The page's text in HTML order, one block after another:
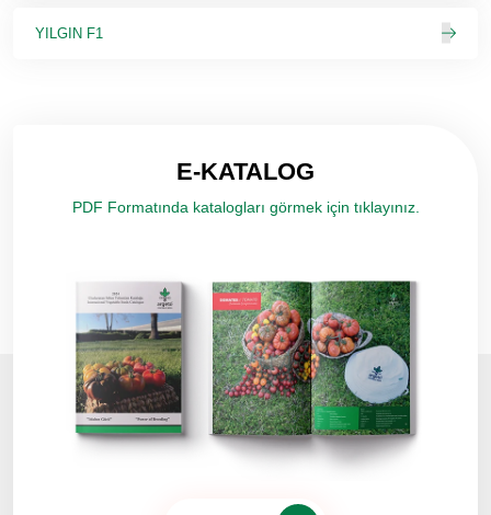
YILGIN F1
E-KATALOG
PDF Formatında katalogları görmek için tıklayınız.